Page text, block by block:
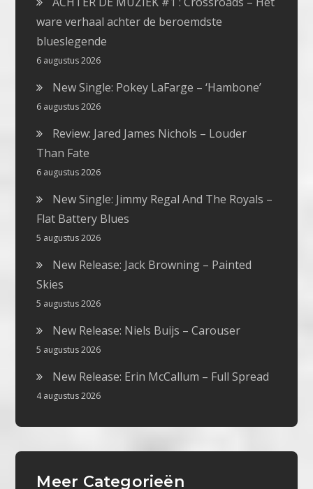
ware verhaal achter de beroemdste
blueslegende
6 augustus 2026
New Single: Pokey LaFarge – ‘Hambone’
6 augustus 2026
Review: Jared James Nichols – Louder
Than Fate
6 augustus 2026
New Single: Jimmy Regal And The Royals –
Flat Battery Blues
5 augustus 2026
New Release: Jack Browning – Painted
Skies
5 augustus 2026
New Release: Niels Buijs – Carouser
5 augustus 2026
New Release: Erin McCallum – Full Spread
4 augustus 2026
Meer Categorieën